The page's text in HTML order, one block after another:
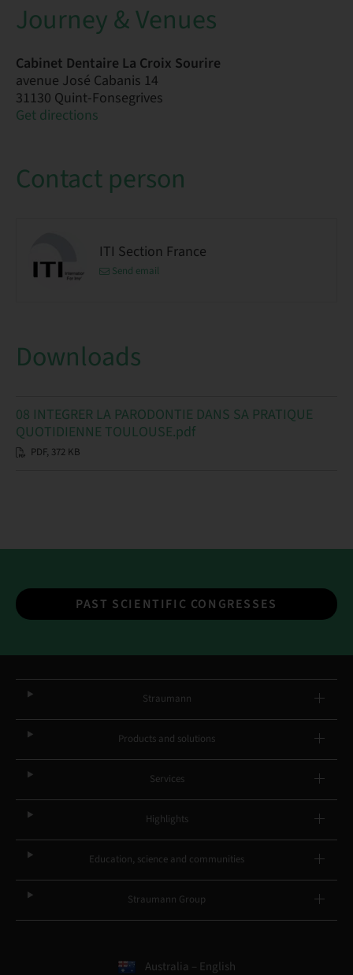
Journey & Venues
Cabinet Dentaire La Croix Sourire
avenue José Cabanis 14
31130 Quint-Fonsegrives
Get directions
Contact person
ITI Section France
Send email
Downloads
08 INTEGRER LA PARODONTIE DANS SA PRATIQUE
QUOTIDIENNE TOULOUSE.pdf
PDF, 372 KB
PAST SCIENTIFIC CONGRESSES
Straumann
Products and solutions
Services
Highlights
Education, science and communities
Straumann Group
Australia – English